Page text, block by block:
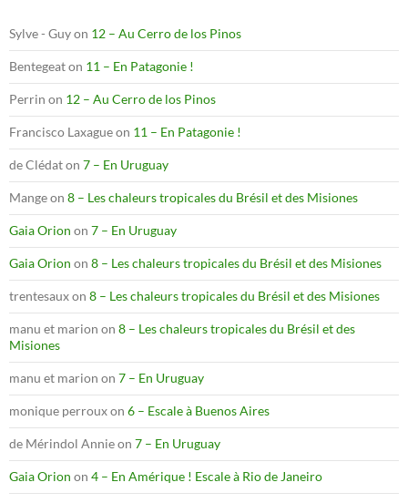
Sylve - Guyon 12 – Au Cerro de los Pinos
Bentegeaton 11 – En Patagonie !
Perrin on 12 – Au Cerro de los Pinos
Francisco Laxagueon 11 – En Patagonie !
de Clédaton 7 – En Uruguay
Mangeon 8 – Les chaleurs tropicales du Brésil et des Misiones
Gaia Orion on 7 – En Uruguay
Gaia Orion on 8 – Les chaleurs tropicales du Brésil et des Misiones
trentesauxon 8 – Les chaleurs tropicales du Brésil et des Misiones
manu et marion on 8 – Les chaleurs tropicales du Brésil et des
Misiones
manu et marion on 7 – En Uruguay
monique perrouxon 6 – Escale à Buenos Aires
de Mérindol Annieon 7 – En Uruguay
Gaia Orion on 4 – En Amérique ! Escale à Rio de Janeiro